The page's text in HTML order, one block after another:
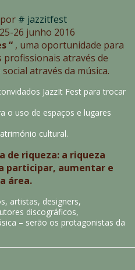
por # jazzitfest
26 junho 2016
“ , uma oportunidade para
através de
através da música.
JazzIt Fest para trocar
o uso de espaços e lugares
cultural.
de riqueza: a riqueza
participar, aumentar e
área.
artistas, designers,
discográficos,
– serão os protagonistas da